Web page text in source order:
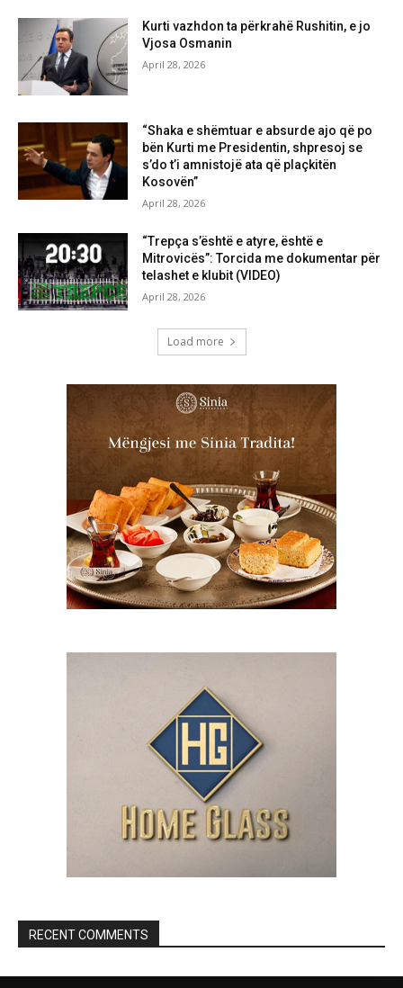
Kurti vazhdon ta përkrahë Rushitin, e jo
Vjosa Osmanin
April 28, 2026
“Shaka e shëmtuar e absurde ajo që po
bën Kurti me Presidentin, shpresoj se
s’do t’i amnistojë ata që plaçkitën
Kosovën”
April 28, 2026
“Trepça s’është e atyre, është e
Mitrovicës”: Torcida me dokumentar për
telashet e klubit (VIDEO)
April 28, 2026
Load more
RECENT COMMENTS